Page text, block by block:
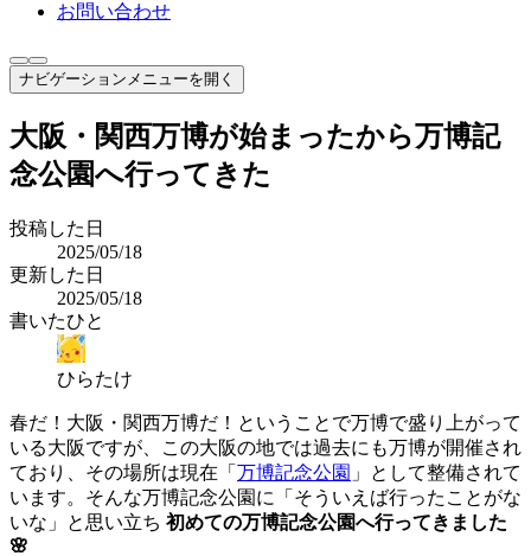
お問い合わせ
ナビゲーションメニューを開く
大阪・関西万博が始まったから万博記
念公園へ行ってきた
投稿した日
2025/05/18
更新した日
2025/05/18
書いたひと
ひらたけ
春だ！大阪・関西万博だ！ということで万博で盛り上がって
いる大阪ですが、この大阪の地では過去にも万博が開催され
ており、その場所は現在「 万博記念公園 」として整備されて
います。そんな万博記念公園に「そういえば行ったことがな
いな」と思い立ち 初めての万博記念公園へ行ってきました
🌸